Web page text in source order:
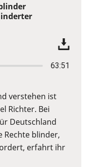
63:51
verstehen ist
Richter. Bei
Deutschland
Rechte blinder,
erfahrt ihr